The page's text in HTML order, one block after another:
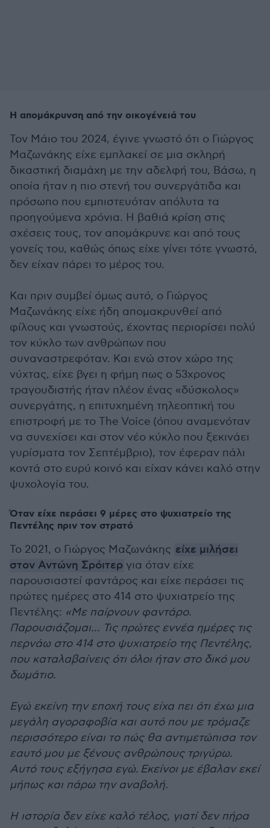
Η απομάκρυνση από την οικογένειά του
Τον Μάιο του 2024, έγινε γνωστό ότι ο Γιώργος
Μαζωνάκης είχε εμπλακεί σε μια σκληρή
δικαστική διαμάχη με την αδελφή του, Βάσω, η
οποία ήταν η πιο στενή του συνεργάτιδα και
πρόσωπο που εμπιστευόταν απόλυτα τα
προηγούμενα χρόνια. Η βαθιά κρίση στις
σχέσεις τους, τον απομάκρυνε και από τους
γονείς του, καθώς όπως είχε γίνει τότε γνωστό,
δεν είχαν πάρει το μέρος του.
Και πριν συμβεί όμως αυτό, ο Γιώργος
Μαζωνάκης είχε ήδη απομακρυνθεί από
φίλους και γνωστούς, έχοντας περιορίσει πολύ
τον κύκλο των ανθρώπων που
συναναστρεφόταν. Και ενώ στον χώρο της
νύχτας, είχε βγει η φήμη πως ο 53χρονος
τραγουδιστής ήταν πλέον ένας «δύσκολος»
συνεργάτης, η επιτυχημένη τηλεοπτική του
επιστροφή με το The Voice (όπου αναμενόταν
να συνεχίσει και στον νέο κύκλο που ξεκινάει
γυρίσματα τον Σεπτέμβριο), τον έφεραν πάλι
κοντά στο ευρύ κοινό και είχαν κάνει καλό στην
ψυχολογία του.
Όταν είχε περάσει 9 μέρες στο ψυχιατρείο της
Πεντέλης πριν τον στρατό
Το 2021, ο Γιώργος Μαζωνάκης είχε μιλήσει
στον Αντώνη Σρόιτερ για όταν είχε
παρουσιαστεί φαντάρος και είχε περάσει τις
πρώτες ημέρες στο 414 στο ψυχιατρείο της
Πεντέλης: «Με παίρνουν φαντάρο.
Παρουσιάζομαι… Τις πρώτες εννέα ημέρες τις
περνάω στο 414 στο ψυχιατρείο της Πεντέλης,
που καταλαβαίνεις ότι όλοι ήταν στο δικό μου
δωμάτιο.
Εγώ εκείνη την εποχή τους είχα πει ότι έχω μια
μεγάλη αγοραφοβία και αυτό που με τρόμαζε
περισσότερο είναι το πώς θα αντιμετώπισα τον
εαυτό μου με ξένους ανθρώπους τριγύρω.
Αυτό τους εξήγησα εγώ. Εκείνοι με έβαλαν εκεί
μήπως και πάρω την αναβολή.
Η ιστορία δεν είχε καλό τέλος, γιατί δεν πήρα